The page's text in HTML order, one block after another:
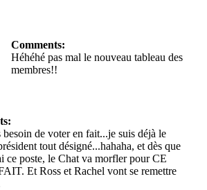
Comments:
Héhéhé pas mal le nouveau tableau des
membres!!
besoin de voter en fait...je suis déjà le
tout désigné...hahaha, et dès que
ce poste, le Chat va morfler pour CE
Et Ross et Rachel vont se remettre